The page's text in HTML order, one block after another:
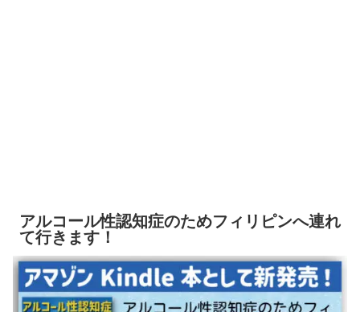
アルコール性認知症のためフィリピンへ連れ
て行きます！